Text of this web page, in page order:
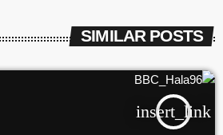
SIMILAR POSTS
insert_link